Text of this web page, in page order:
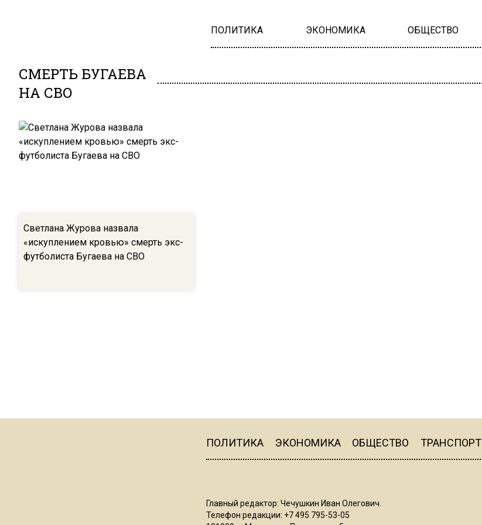
ПОЛИТИКА ЭКОНОМИКА ОБЩЕСТВО
СМЕРТЬ БУГАЕВА
НА СВО
Светлана Журова назвала
«искуплением кровью» смерть экс-
футболиста Бугаева на СВО
ПОЛИТИКА ЭКОНОМИКА ОБЩЕСТВО ТРАНСПОРТ
Главный редактор: Чечушкин Иван Олегович.
Телефон редакции: +7 495 795-53-05